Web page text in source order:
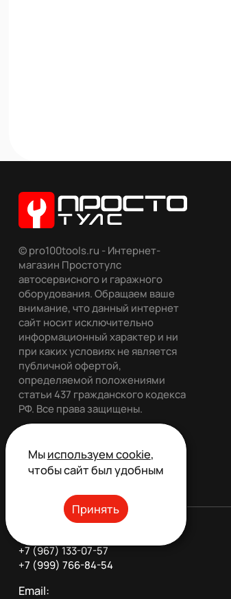
© pro100tools.ru - Интернет-
магазин Простотулс
автосервисного и гаражного
оборудования. Обращаем ваше
внимание, что данный интернет
сайт носит исключительно
информационный характер и ни
при каких условиях не является
публичной офертой,
определяемой положениями
статьи 437 гражданского кодекса
РФ. Все права защищены.
Обратный звонок
+7 (967) 133-07-57
+7 (999) 766-84-54
Email:
Мыиспользуем cookie,
чтобы сайт был удобным
Принять